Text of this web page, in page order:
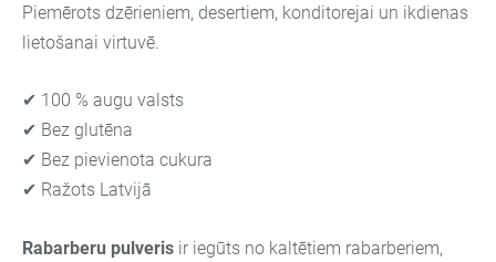
Piemērots dzērieniem, desertiem, konditorejai un ikdienas
lietošanai virtuvē.
✔ 100 % augu valsts
✔ Bez glutēna
✔ Bez pievienota cukura
✔ Ražots Latvijā
Rabarberu pulveris ir iegūts no kaltētiem rabarberiem,